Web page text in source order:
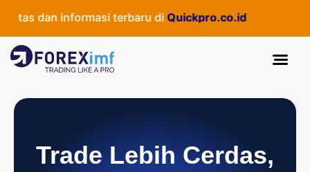
dan informasi terbaru diQuickpro.co.id
Trade Lebih Cerdas,